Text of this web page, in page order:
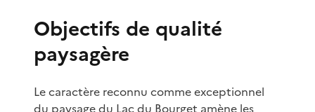
Objectifs de qualité
paysagère
Le caractère reconnu comme exceptionnel
du paysage du Lac du Bourget amène les